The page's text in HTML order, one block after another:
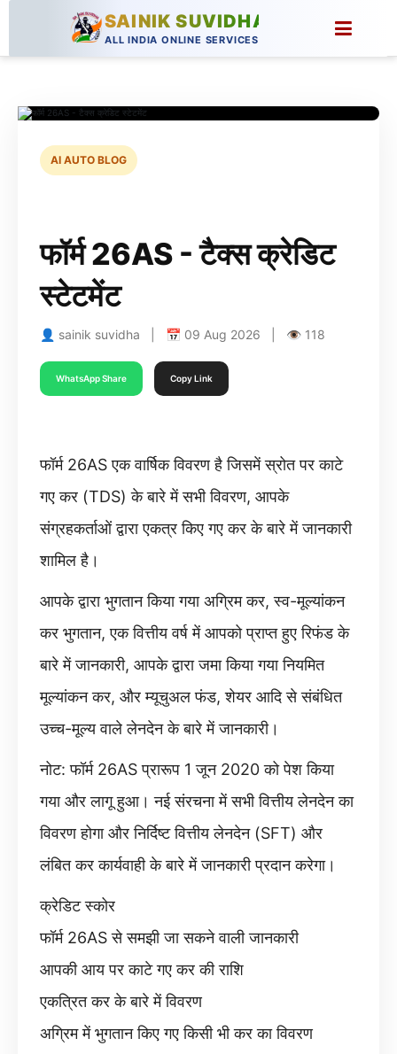
SAINIK SUVIDHA
ALL INDIA ONLINE SERVICES
AI AUTO BLOG
फॉर्म 26AS - टैक्स क्रेडिट
स्टेटमेंट
👤 sainik suvidha | 📅 09 Aug 2026 | 👁 118
WhatsApp Share Copy Link
फॉर्म 26AS एक वार्षिक विवरण है जिसमें स्रोत पर काटे
गए कर (TDS) के बारे में सभी विवरण, आपके
संग्रहकर्ताओं द्वारा एकत्र किए गए कर के बारे में जानकारी
शामिल है।
आपके द्वारा भुगतान किया गया अग्रिम कर, स्व-मूल्यांकन
कर भुगतान, एक वित्तीय वर्ष में आपको प्राप्त हुए रिफंड के
बारे में जानकारी, आपके द्वारा जमा किया गया नियमित
मूल्यांकन कर, और म्यूचुअल फंड, शेयर आदि से संबंधित
उच्च-मूल्य वाले लेनदेन के बारे में जानकारी।
नोट: फॉर्म 26AS प्रारूप 1 जून 2020 को पेश किया
गया और लागू हुआ। नई संरचना में सभी वित्तीय लेनदेन का
विवरण होगा और निर्दिष्ट वित्तीय लेनदेन (SFT) और
लंबित कर कार्यवाही के बारे में जानकारी प्रदान करेगा।
क्रेडिट स्कोर
फॉर्म 26AS से समझी जा सकने वाली जानकारी
आपकी आय पर काटे गए कर की राशि
एकत्रित कर के बारे में विवरण
अग्रिम में भुगतान किए गए किसी भी कर का विवरण